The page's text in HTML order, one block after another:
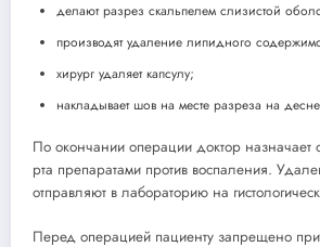
делают разрез скальпелем слизистой
производят удаление липидного
хирург удаляет капсулу;
накладывает шов на месте разреза на
По окончании операции доктор назначает
рта препаратами против воспаления.
отправляют в лабораторию на
Перед операцией пациенту запрещено